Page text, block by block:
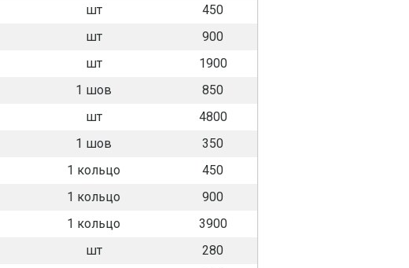
шт
450
шт
900
шт
1900
1 шов
850
шт
4800
1 шов
350
1 кольцо
450
1 кольцо
900
1 кольцо
3900
шт
280